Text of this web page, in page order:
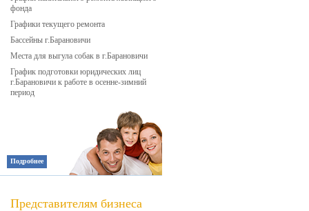
фонда
Графики текущего ремонта
Бассейны г.Барановичи
Места для выгула собак в г.Барановичи
График подготовки юридических лиц
г.Барановичи к работе в осенне-зимний
период
Подробнее
Представителям бизнеса